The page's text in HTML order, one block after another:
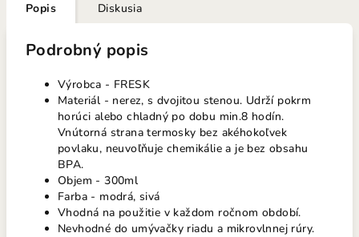
Popis Diskusia
Podrobný popis
Výrobca - FRESK
Materiál - nerez, s dvojitou stenou. Udrží pokrm
horúci alebo chladný po dobu min.8 hodín.
Vnútorná strana termosky bez akéhokoľvek
povlaku, neuvoľňuje chemikálie a je bez obsahu
BPA.
Objem - 300ml
Farba - modrá, sivá
Vhodná na použitie v každom ročnom období.
Nevhodné do umývačky riadu a mikrovlnnej rúry.